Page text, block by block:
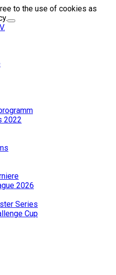
to the use of cookies as
2022
2026
Series
Cup